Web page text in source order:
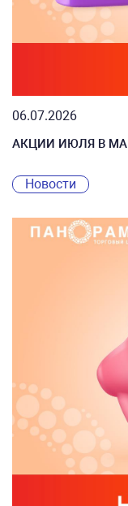
06.07.2026
АКЦИИ ИЮЛЯ В
Новости